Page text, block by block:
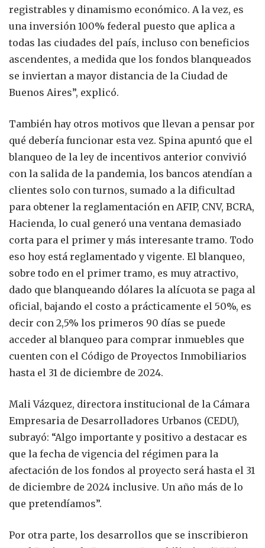
registrables y dinamismo económico. A la vez, es
una inversión 100% federal puesto que aplica a
todas las ciudades del país, incluso con beneficios
ascendentes, a medida que los fondos blanqueados
se inviertan a mayor distancia de la Ciudad de
Buenos Aires”, explicó.
También hay otros motivos que llevan a pensar por
qué debería funcionar esta vez. Spina apuntó que el
blanqueo de la ley de incentivos anterior convivió
con la salida de la pandemia, los bancos atendían a
clientes solo con turnos, sumado a la dificultad
para obtener la reglamentación en AFIP, CNV, BCRA,
Hacienda, lo cual generó una ventana demasiado
corta para el primer y más interesante tramo. Todo
eso hoy está reglamentado y vigente. El blanqueo,
sobre todo en el primer tramo, es muy atractivo,
dado que blanqueando dólares la alícuota se paga al
oficial, bajando el costo a prácticamente el 50%, es
decir con 2,5% los primeros 90 días se puede
acceder al blanqueo para comprar inmuebles que
cuenten con el Código de Proyectos Inmobiliarios
hasta el 31 de diciembre de 2024.
Mali Vázquez, directora institucional de la Cámara
Empresaria de Desarrolladores Urbanos (CEDU),
subrayó: “Algo importante y positivo a destacar es
que la fecha de vigencia del régimen para la
afectación de los fondos al proyecto será hasta el 31
de diciembre de 2024 inclusive. Un año más de lo
que pretendíamos”.
Por otra parte, los desarrollos que se inscribieron